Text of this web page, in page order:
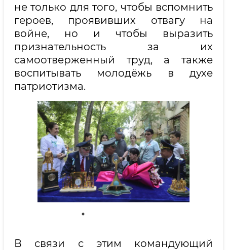
не только для того, чтобы вспомнить
героев, проявивших отвагу на
войне, но и чтобы выразить
признательность за их
самоотверженный труд, а также
воспитывать молодёжь в духе
патриотизма.
В связи с этим командующий